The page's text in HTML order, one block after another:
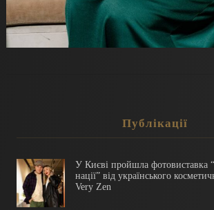
Публікації
У Києві пройшла фотовиставка
нації” від українського
Very Zen